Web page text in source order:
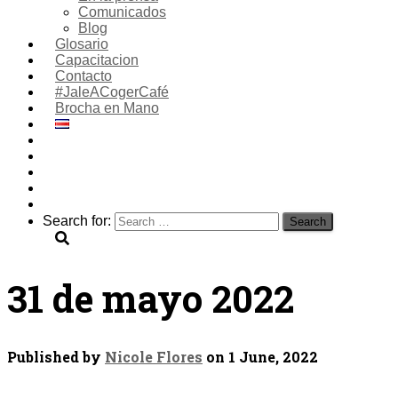
Comunicados
Blog
Glosario
Capacitacion
Contacto
#JaleACogerCafé
Brocha en Mano
Search for:
31 de mayo 2022
Published by Nicole Flores on 1 June, 2022